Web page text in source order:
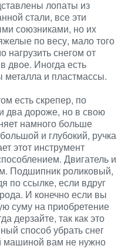
лопаты из
стали, все эти
союзниками, но их
по весу, мало того
снегом от
двое. Иногда есть
и пластмассы.
есть скрепер, по
два дороже, но в свою
намного больше
и глубокий, ручка
этот инструмент
Двигатель и
Подшипник роликовый,
по ссылке, если вдруг
И конечно если вы
суму на приобретение
дерзайте, так как это
способ убрать снег
машиной вам не нужно